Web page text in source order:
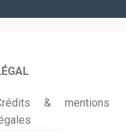
& mentions